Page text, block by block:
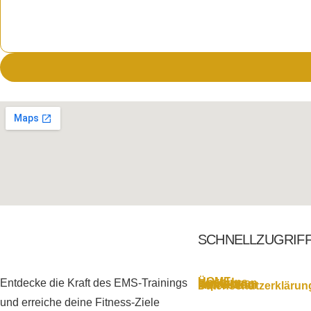
Entdecke die Kraft des EMS-Trainings
und erreiche deine Fitness-Ziele
HOME
Über Uns
Leistungen
Ernährung
Kontakt
impressum